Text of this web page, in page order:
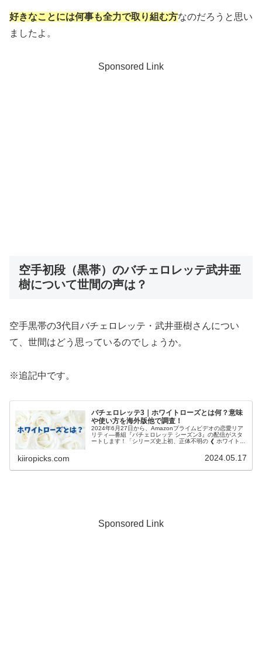
好きなことには何事も全力で取り組む方なのだろうと思い
ましたよ。
Sponsored Link
空手初段（黒帯）のバチェロレッテ武井亜
樹について世間の声は？
空手黒帯の3代目バチェロレッテ・武井亜樹さんについ
て、世間はどう思っているのでしょうか。
※追記中です。
バチェロレッテ3｜ホワイトローズとは何？意味
や使い方を海外版他で調査！
2024年6月27日から、Amazonプライムビデオの恋愛リア
リティ―番組『バチェロレッテ シーズン3』の配信がスタ
ートします！「シリーズ史上初、正体不明の ❮ ホワイトロ
kiiropicks.com 2024.05.17
Sponsored Link